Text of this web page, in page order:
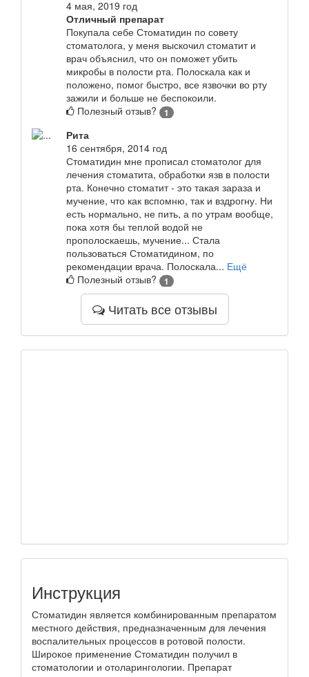
4 мая, 2019 год
Отличный препарат
Покупала себе Стоматидин по совету
стоматолога, у меня выскочил стоматит и
врач объяснил, что он поможет убить
микробы в полости рта. Полоскала как и
положено, помог быстро, все язвочки во рту
зажили и больше не беспокоили.
Полезный отзыв?
1
Рита
16 сентября, 2014 год
Стоматидин мне прописал стоматолог для
лечения стоматита, обработки язв в полости
рта. Конечно стоматит - это такая зараза и
мучение, что как вспомню, так и вздрогну. Ни
есть нормально, не пить, а по утрам вообще,
пока хотя бы теплой водой не
прополоскаешь, мучение... Стала
пользоваться Стоматидином, по
рекомендации врача. Полоскала... Ещё
Полезный отзыв?
1
Читать все отзывы
Инструкция
Стоматидин является комбинированным препаратом
местного действия, предназначенным для лечения
воспалительных процессов в ротовой полости.
Широкое применение Стоматидин получил в
стоматологии и отоларингологии. Препарат